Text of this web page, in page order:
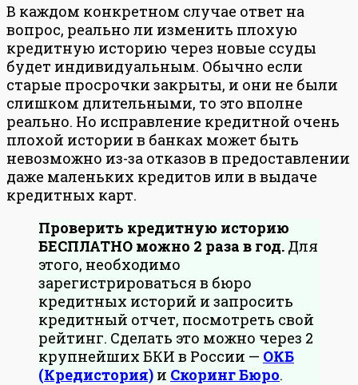
В каждом конкретном случае ответ на
вопрос, реально ли изменить плохую
кредитную историю через новые ссуды
будет индивидуальным. Обычно если
старые просрочки закрыты, и они не были
слишком длительными, то это вполне
реально. Но исправление кредитной очень
плохой истории в банках может быть
невозможно из-за отказов в предоставлении
даже маленьких кредитов или в выдаче
кредитных карт.
Проверить кредитную историю
БЕСПЛАТНО можно 2 раза в год. Для
этого, необходимо
зарегистрироваться в бюро
кредитных историй и запросить
кредитный отчет, посмотреть свой
рейтинг. Сделать это можно через 2
крупнейших БКИ в России — ОКБ
(Кредистория) и Скоринг Бюро.